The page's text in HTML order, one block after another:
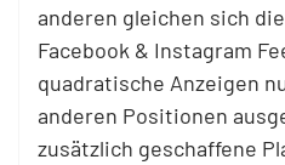
anderen gleichen sich
Facebook & Instagram
quadratische Anzeigen
anderen Positionen
zusätzlich geschaffene